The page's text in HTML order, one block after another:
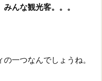
んな観光客。。。
一つなんでしょうね。